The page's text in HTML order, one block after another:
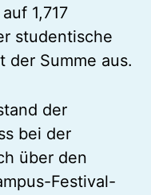
1,717
studentische
der Summe aus.
der
bei der
über den
Festival-